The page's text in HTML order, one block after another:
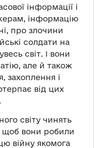
інформації і
інформацію
про злочини
солдати на
світ. І вони
але й також
захоплення і
від цих
світу чинять
щоб вони робили
війну якомога